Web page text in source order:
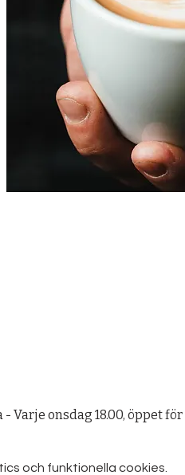
Varje onsdag 18.00, öppet
och funktionella cookies.